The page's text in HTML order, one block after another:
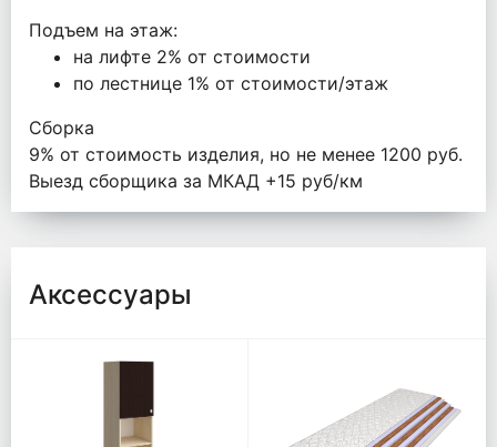
Подъем на этаж:
на лифте 2% от стоимости
по лестнице 1% от стоимости/этаж
Сборка
9% от стоимость изделия, но не менее 1200 руб.
Выезд сборщика за МКАД +15 руб/км
Аксессуары